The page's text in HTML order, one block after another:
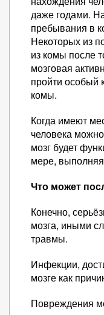
даже годами.
пребывания в
Некоторых из
из комы после
мозговая
пройти особый
комы.
Когда имеют
человека
мозг будет
мере,
Что может
Конечно,
мозга, иными
травмы.
Инфекции,
мозге как
Повреждения